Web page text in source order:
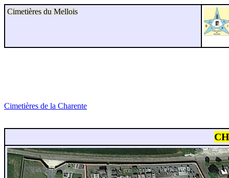
Cimetières du Mellois
Cimetières de la Charente